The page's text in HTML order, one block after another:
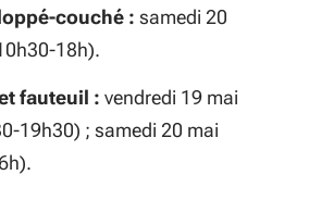
couché : samedi 20
18h).
fauteuil : vendredi 19 mai
19h30) ; samedi 20 mai